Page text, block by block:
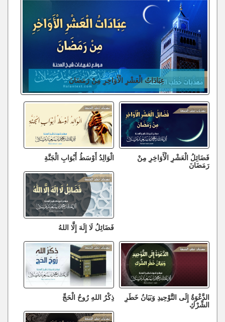
عِبَادَاتُ الْعَشْرِ الْأَوَاخِرِ مِنْ رَمَضَانَ
فَضَائِلُ الْعَشْرِ الْأَوَاخِرِ مِنْ
رَمَضَانَ
الْوَالِدُ أَوْسَطُ أَبْوَابِ الْجَنَّةِ
فَضَائِلُ لَا إِلَهَ إِلَّا اللهُ
الدَّعْوَةُ إِلَى التَّوْحِيدِ وَبَيَانُ خَطَرِ
الشِّرْكِ
ذِكْرُ اللهِ رُوحُ الْحَجِّ